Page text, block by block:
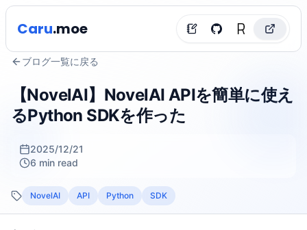
Caru.moe
ブログ一覧に戻る
【NovelAI】NovelAI APIを簡単に使え
るPython SDKを作った
2025/12/21
6 min read
NovelAI API Python SDK